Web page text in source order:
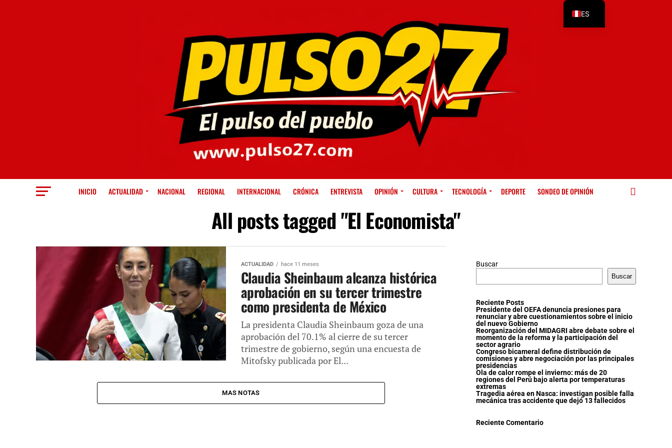
INICIO ACTUALIDAD NACIONAL REGIONAL INTERNACIONAL CRÓNICA ENTREVISTA OPINIÓN CULTURA TECNOLOGÍA DEPORTE SONDEO DE OPINIÓN
All posts tagged "El Economista"
ACTUALIDAD hace 11 meses
Claudia Sheinbaum alcanza histórica
aprobación en su tercer trimestre
como presidenta de México
La presidenta Claudia Sheinbaum goza de una
aprobación del 70.1% al cierre de su tercer
trimestre de gobierno, según una encuesta de
Mitofsky publicada por El...
MAS NOTAS
Buscar
Buscar
Reciente Posts
Presidente del OEFA denuncia presiones para
renunciar y abre cuestionamientos sobre el inicio
del nuevo Gobierno
Reorganización del MIDAGRI abre debate sobre el
momento de la reforma y la participación del
sector agrario
Congreso bicameral define distribución de
comisiones y abre negociación por las principales
presidencias
Ola de calor rompe el invierno: más de 20
regiones del Perú bajo alerta por temperaturas
extremas
Tragedia aérea en Nasca: investigan posible falla
mecánica tras accidente que dejó 13 fallecidos
Reciente Comentario
ES
EN